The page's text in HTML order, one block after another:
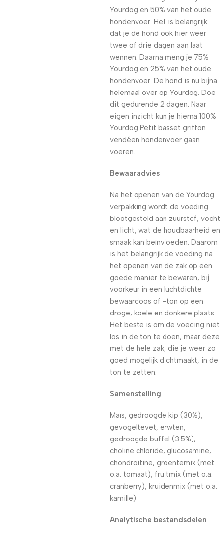
Yourdog en 50% van het oude
hondenvoer. Het is belangrijk
dat je de hond ook hier weer
twee of drie dagen aan laat
wennen. Daarna meng je 75%
Yourdog en 25% van het oude
hondenvoer. De hond is nu bijna
helemaal over op Yourdog. Doe
dit gedurende 2 dagen. Naar
eigen inzicht kun je hierna 100%
Yourdog Petit basset griffon
vendéen hondenvoer gaan
voeren.
Bewaaradvies
Na het openen van de Yourdog
verpakking wordt de voeding
blootgesteld aan zuurstof, vocht
en licht, wat de houdbaarheid en
smaak kan beïnvloeden. Daarom
is het belangrijk de voeding na
het openen van de zak op een
goede manier te bewaren, bij
voorkeur in een luchtdichte
bewaardoos of -ton op een
droge, koele en donkere plaats.
Het beste is om de voeding niet
los in de ton te doen, maar deze
met de hele zak, die je weer zo
goed mogelijk dichtmaakt, in de
ton te zetten.
Samenstelling
Maïs, gedroogde kip (30%),
gevogeltevet, erwten,
gedroogde buffel (3.5%),
choline chloride, glucosamine,
chondroitine, groentemix (met
o.a. tomaat), fruitmix (met o.a.
cranberry), kruidenmix (met o.a.
kamille)
Analytische bestandsdelen